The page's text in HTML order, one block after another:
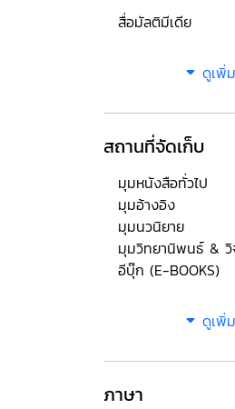
สื่อมัลติมีเดีย
ดูเพิ่
สถานที่จัดเก็บ
มุมหนังสือทั่วไป
มุมอ้างอิง
มุมนวนิยาย
มุมวิทยานิพนธ์ &
อีบุ๊ก (E-BOOKS)
ดูเพิ่
ภาษา